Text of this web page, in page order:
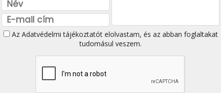
Az Adatvédelmi tájékoztatótelolvastam, és az abban foglaltakat
tudomásul veszem.